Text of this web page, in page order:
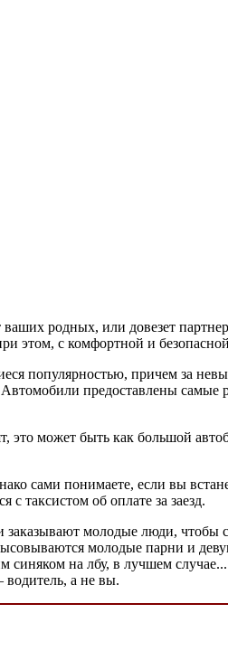
родных, или довезет
этом, с комфортной и
популярностью, причем за
предоставлены самые
это может быть как большой
сами понимаете, если вы
с таксистом об оплате за заезд.
молодые люди, чтобы
молодые парни и
синяком на лбу, в лучшем
водитель, а не вы.